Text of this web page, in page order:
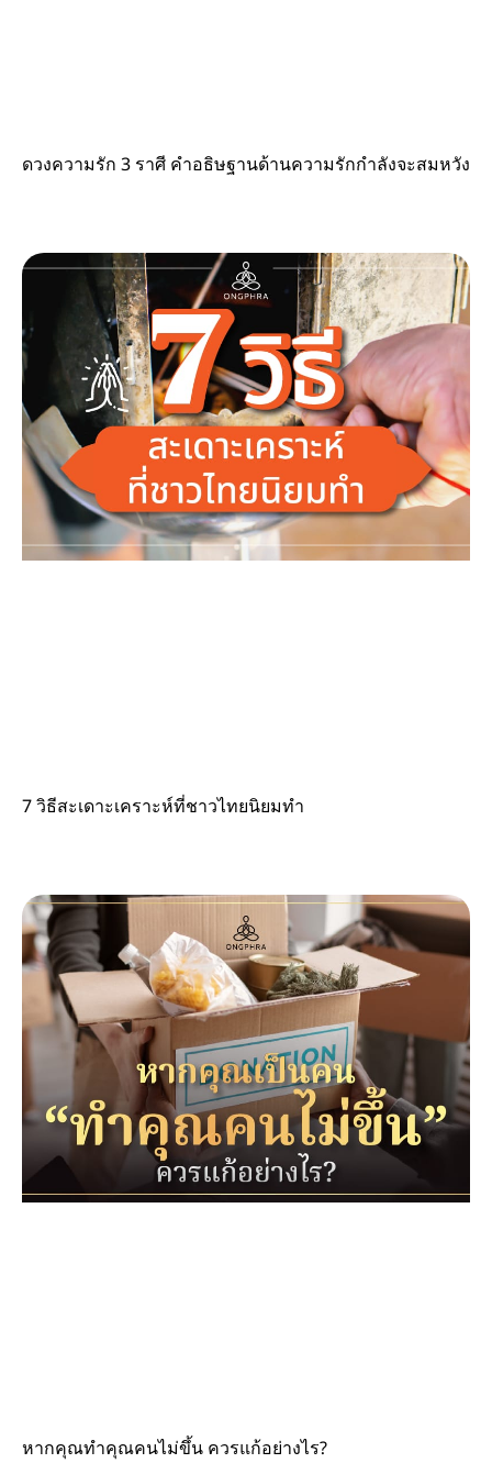
ดวงความรัก 3 ราศี คำอธิษฐานด้านความรักกำลังจะสมหวัง
7 วิธีสะเดาะเคราะห์ที่ชาวไทยนิยมทำ
หากคุณทำคุณคนไม่ขึ้น ควรแก้อย่างไร?